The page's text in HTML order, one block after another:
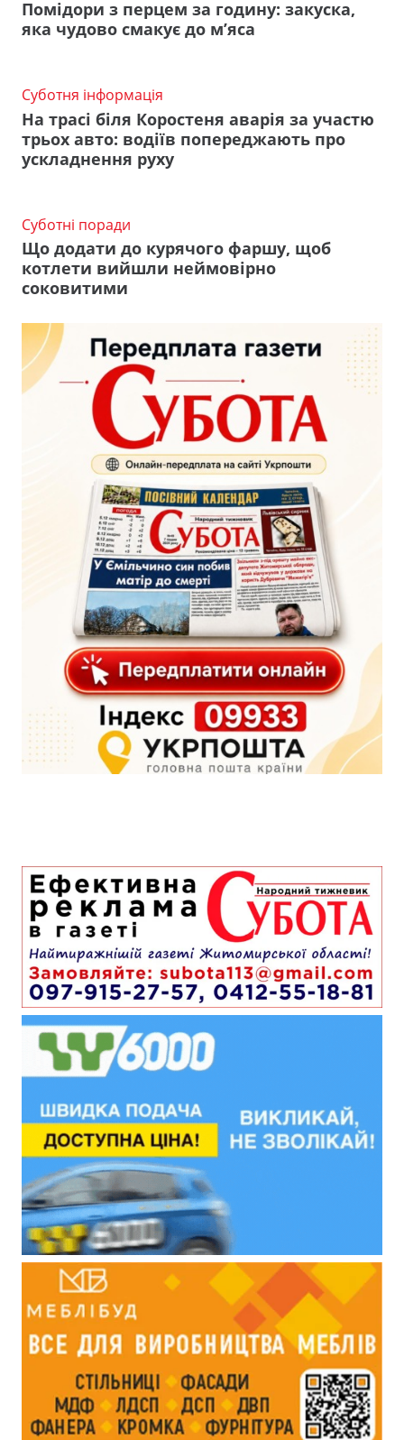
Помідори з перцем за годину: закуска,
яка чудово смакує до м’яса
Суботня інформація
На трасі біля Коростеня аварія за участю
трьох авто: водіїв попереджають про
ускладнення руху
Суботні поради
Що додати до курячого фаршу, щоб
котлети вийшли неймовірно
соковитими